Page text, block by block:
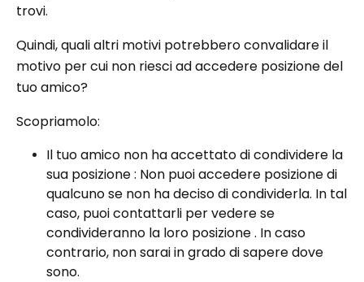
trovi.
Quindi, quali altri motivi potrebbero convalidare il
motivo per cui non riesci ad accedere posizione del
tuo amico?
Scopriamolo:
Il tuo amico non ha accettato di condividere la
sua posizione : Non puoi accedere posizione di
qualcuno se non ha deciso di condividerla. In tal
caso, puoi contattarli per vedere se
condivideranno la loro posizione . In caso
contrario, non sarai in grado di sapere dove
sono.